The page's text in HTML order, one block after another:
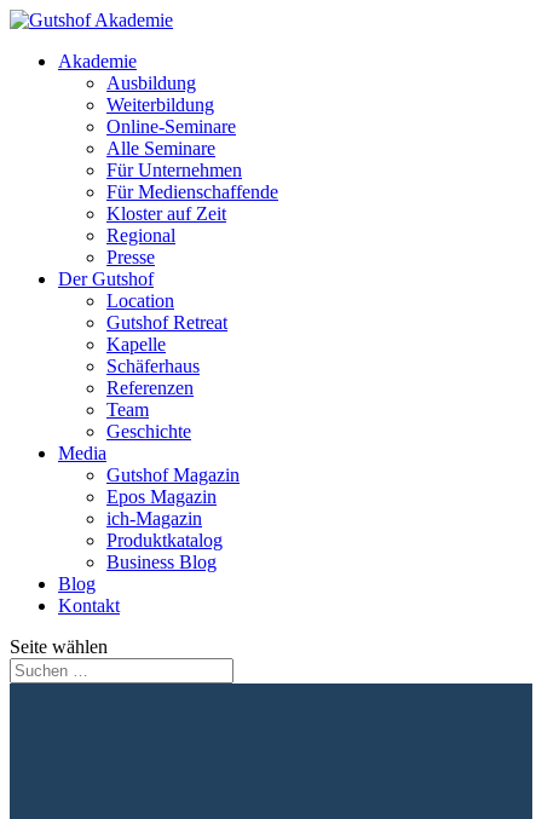
Akademie
Ausbildung
Weiterbildung
Online-Seminare
Alle Seminare
Für Unternehmen
Für Medienschaffende
Kloster auf Zeit
Regional
Presse
Der Gutshof
Location
Gutshof Retreat
Kapelle
Schäferhaus
Referenzen
Team
Geschichte
Media
Gutshof Magazin
Epos Magazin
ich-Magazin
Produktkatalog
Business Blog
Blog
Kontakt
Seite wählen